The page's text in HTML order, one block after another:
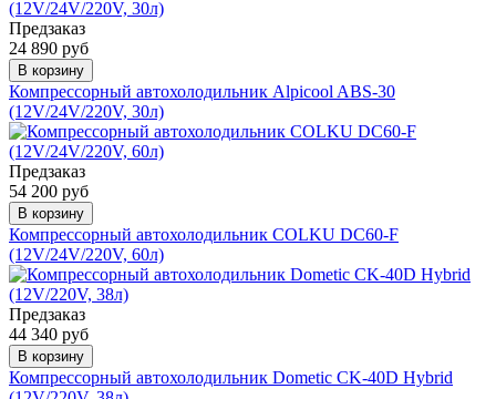
Предзаказ
24 890 руб
В корзину
Компрессорный автохолодильник Alpicool ABS-30
(12V/24V/220V, 30л)
Предзаказ
54 200 руб
В корзину
Компрессорный автохолодильник COLKU DC60-F
(12V/24V/220V, 60л)
Предзаказ
44 340 руб
В корзину
Компрессорный автохолодильник Dometic CK-40D Hybrid